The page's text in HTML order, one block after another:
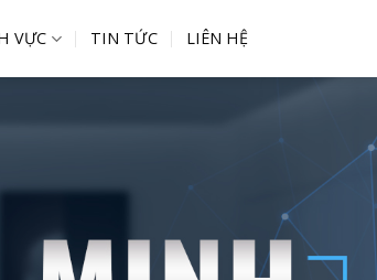
VỰC TIN TỨC LIÊN HỆ